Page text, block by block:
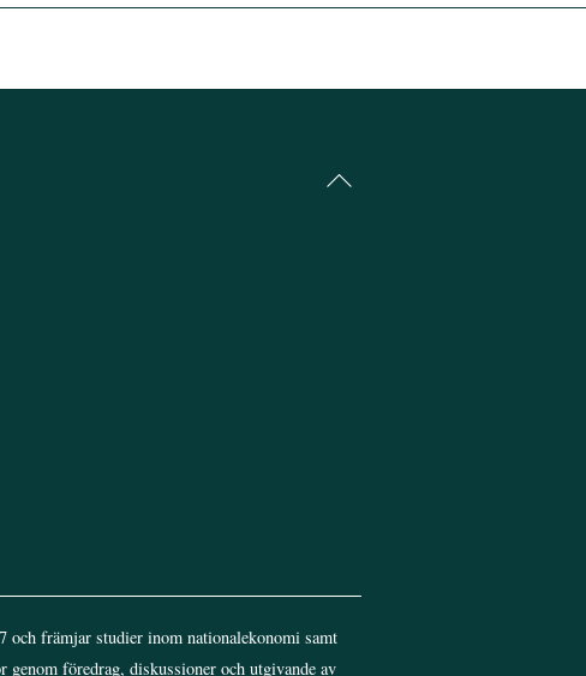
Back
och främjar studier inom nationalekonomi samt
föredrag, diskussioner och utgivande av